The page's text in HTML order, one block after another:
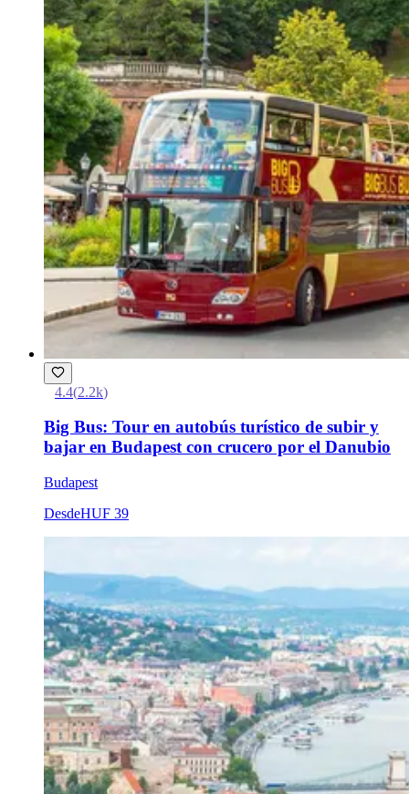
4.4(2.2k)
Big Bus: Tour en autobús turístico de subir y
bajar en Budapest con crucero por el Danubio
Budapest
DesdeHUF 39